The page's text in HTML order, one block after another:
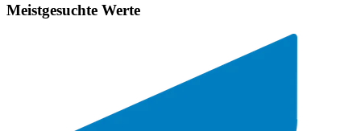
Meistgesuchte Werte